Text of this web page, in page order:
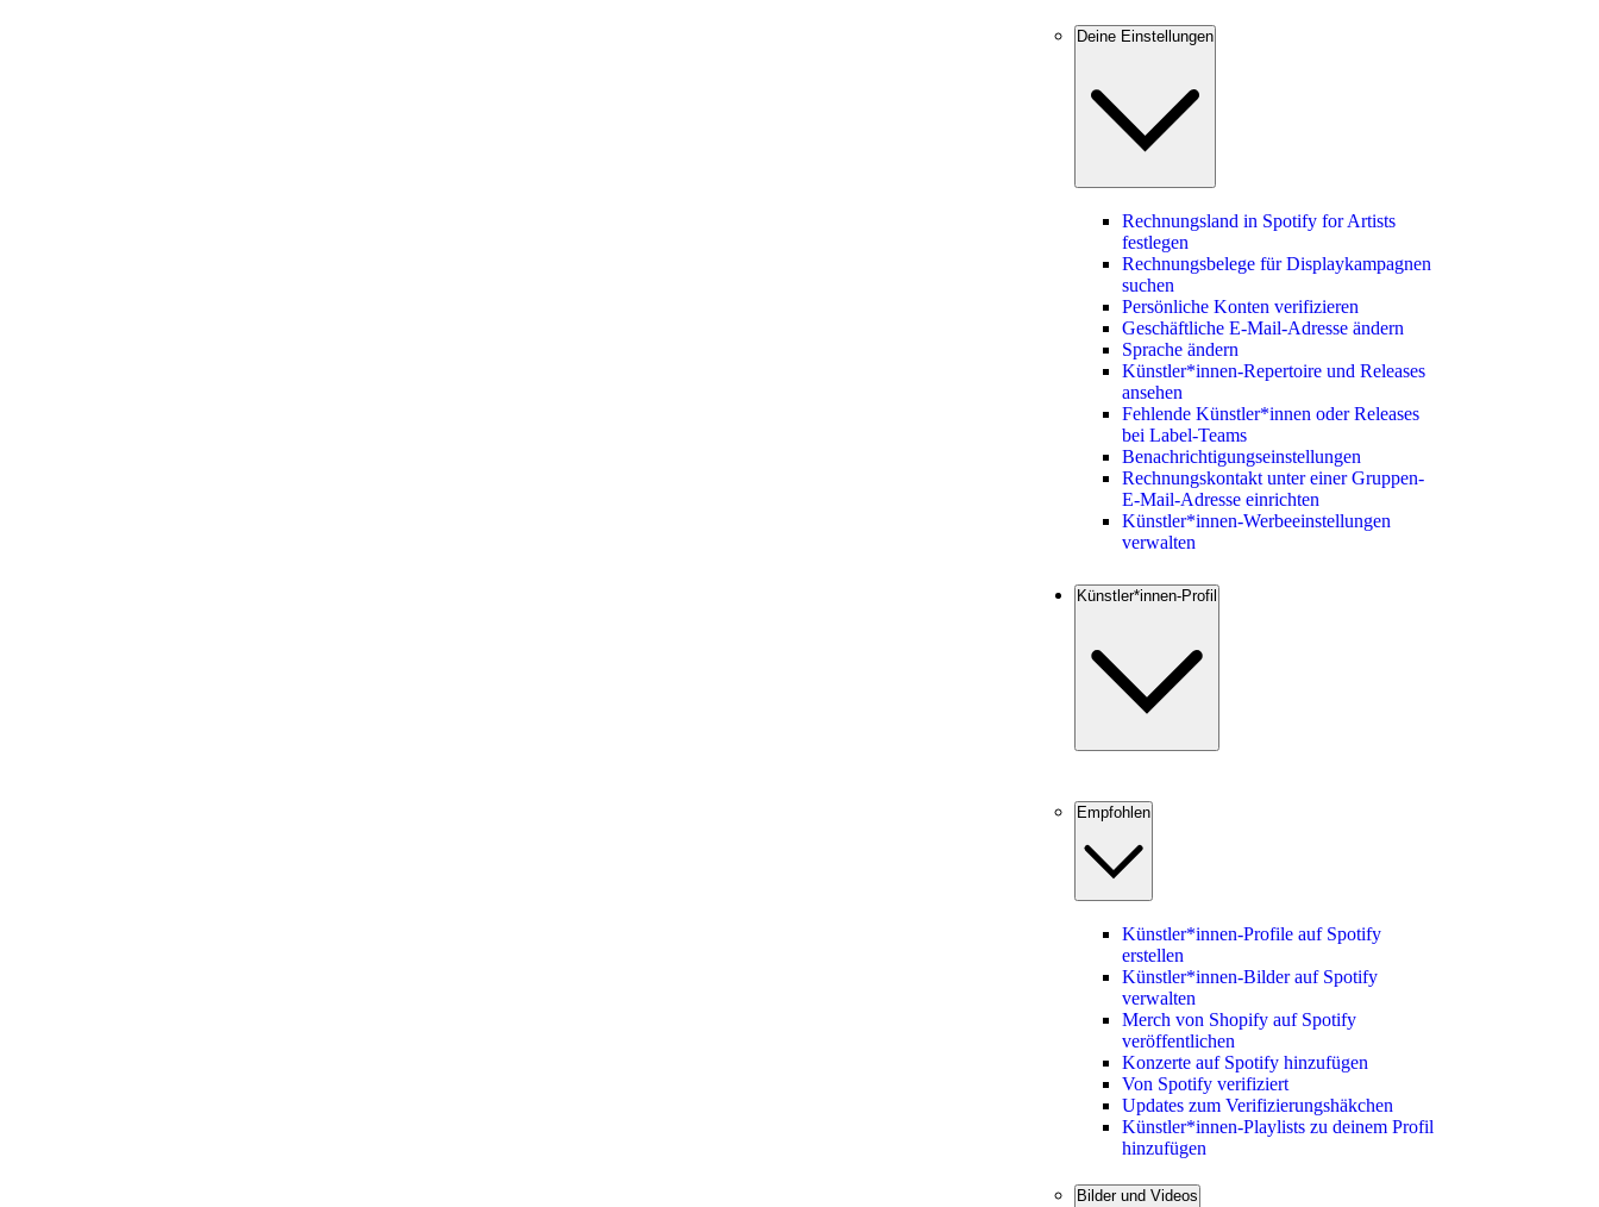
Deine Einstellungen
Rechnungsland in Spotify for Artists
festlegen
Rechnungsbelege für Displaykampagnen
suchen
Persönliche Konten verifizieren
Geschäftliche E-Mail-Adresse ändern
Sprache ändern
Künstler*innen-Repertoire und Releases
ansehen
Fehlende Künstler*innen oder Releases
bei Label-Teams
Benachrichtigungseinstellungen
Rechnungskontakt unter einer Gruppen-
E-Mail-Adresse einrichten
Künstler*innen-Werbeeinstellungen
verwalten
Künstler*innen-Profil
Empfohlen
Künstler*innen-Profile auf Spotify
erstellen
Künstler*innen-Bilder auf Spotify
verwalten
Merch von Shopify auf Spotify
veröffentlichen
Konzerte auf Spotify hinzufügen
Von Spotify verifiziert
Updates zum Verifizierungshäkchen
Künstler*innen-Playlists zu deinem Profil
hinzufügen
Bilder und Videos